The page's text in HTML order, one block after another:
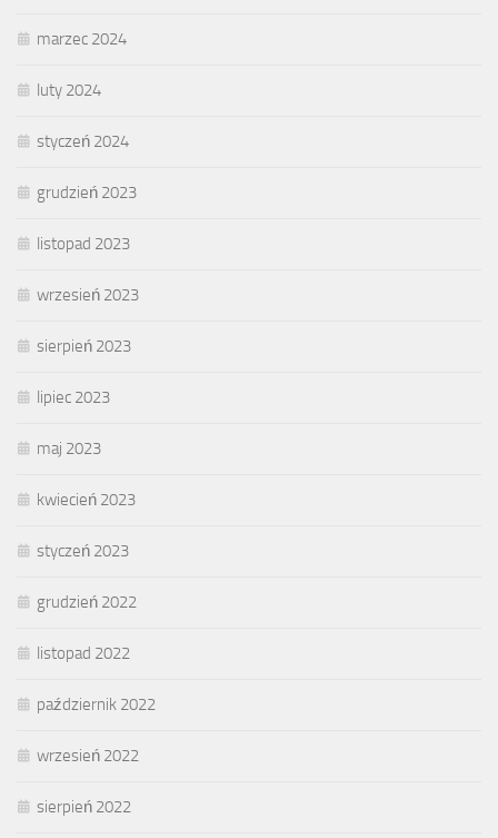
marzec 2024
luty 2024
styczeń 2024
grudzień 2023
listopad 2023
wrzesień 2023
sierpień 2023
lipiec 2023
maj 2023
kwiecień 2023
styczeń 2023
grudzień 2022
listopad 2022
październik 2022
wrzesień 2022
sierpień 2022